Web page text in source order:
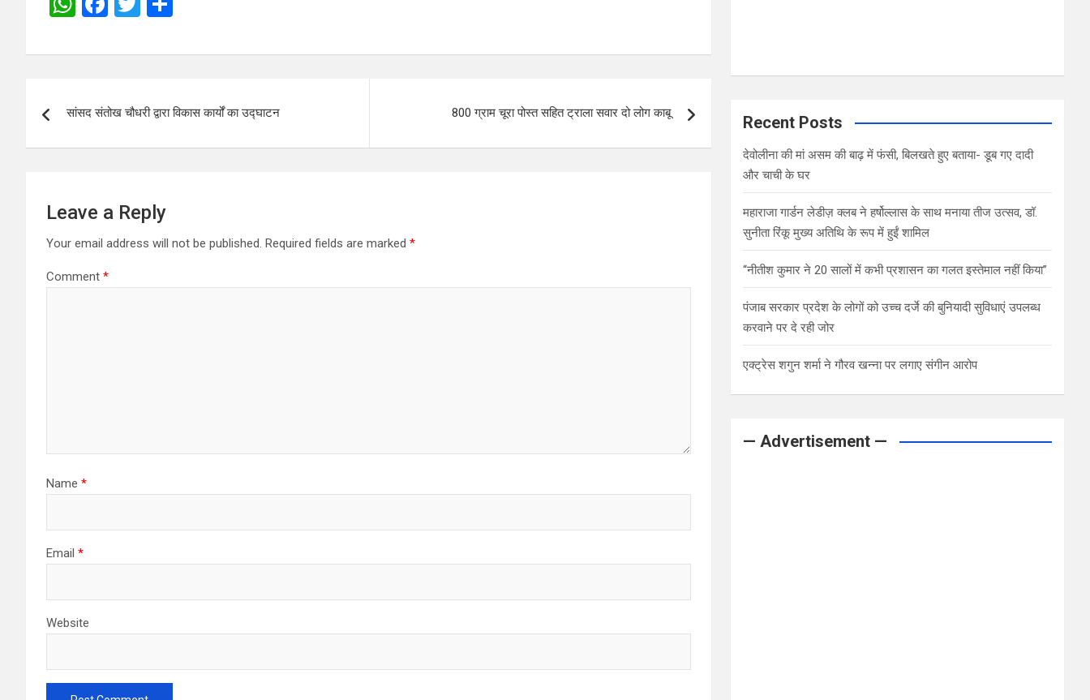
at
A
ce
o
tt ar
navigation
सांसद संतोख चौधरी द्वारा विकास कार्यों का उद्घाटन 800 ग्राम चूरा पोस्त सहित ट्राला सवार दो लोग काबू
Leave a Reply
Your email address will not be published. Required fields are marked *
Comment *
Name *
Email *
Website
Recent Posts
देवोलीना की मां असम की बाढ़ में फंसी, बिलखते हुए बताया- डूब गए दादी
और चाची के घर
महाराजा गार्डन लेडीज़ क्लब ने हर्षोल्लास के साथ मनाया तीज उत्सव, डॉ.
सुनीता रिंकू मुख्य अतिथि के रूप में हुईं शामिल
“नीतीश कुमार ने 20 सालों में कभी प्रशासन का गलत इस्तेमाल नहीं किया”
पंजाब सरकार प्रदेश के लोगों को उच्च दर्जे की बुनियादी सुविधाएं उपलब्ध
करवाने पर दे रही जोर
एक्ट्रेस शगुन शर्मा ने गौरव खन्ना पर लगाए संगीन आरोप
— Advertisement —